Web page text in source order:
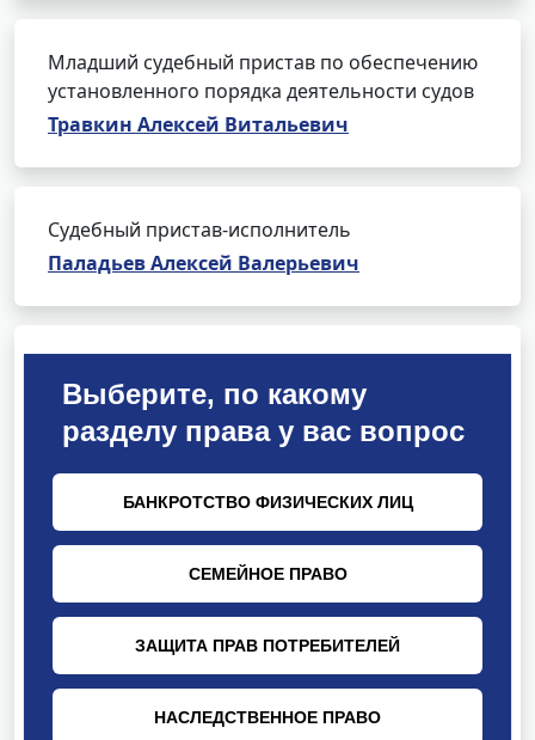
Младший судебный пристав по обеспечению
установленного порядка деятельности судов
Травкин Алексей Витальевич
Судебный пристав-исполнитель
Паладьев Алексей Валерьевич